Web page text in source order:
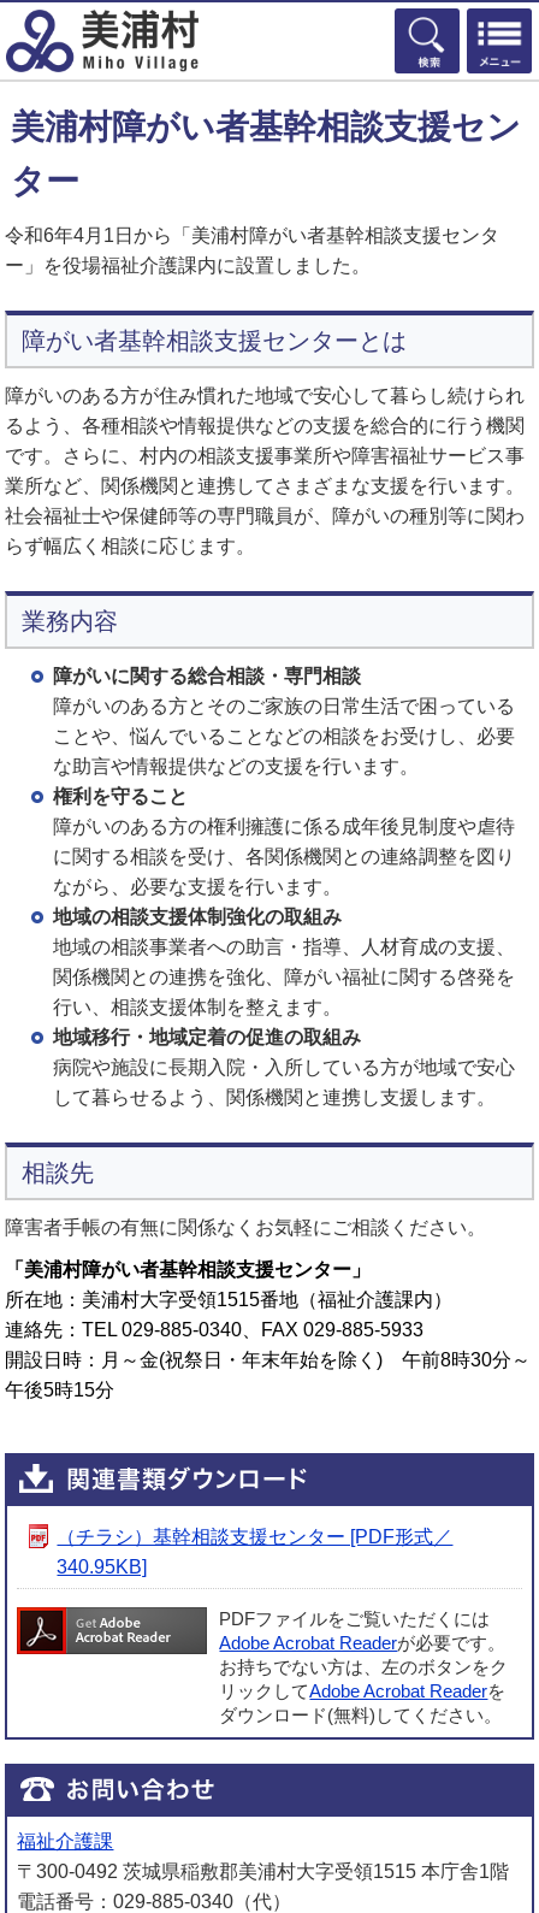
検索
美浦村障がい者基幹相談支援セン
ター
令和6年4月1日から「美浦村障がい者基幹相談支援センタ
ー」を役場福祉介護課内に設置しました。
障がい者基幹相談支援センターとは
障がいのある方が住み慣れた地域で安心して暮らし続けられ
るよう、各種相談や情報提供などの支援を総合的に行う機関
です。さらに、村内の相談支援事業所や障害福祉サービス事
業所など、関係機関と連携してさまざまな支援を行います。
社会福祉士や保健師等の専門職員が、障がいの種別等に関わ
らず幅広く相談に応じます。
業務内容
障がいに関する総合相談・専門相談
障がいのある方とそのご家族の日常生活で困っている
ことや、悩んでいることなどの相談をお受けし、必要
な助言や情報提供などの支援を行います。
権利を守ること
障がいのある方の権利擁護に係る成年後見制度や虐待
に関する相談を受け、各関係機関との連絡調整を図り
ながら、必要な支援を行います。
地域の相談支援体制強化の取組み
地域の相談事業者への助言・指導、人材育成の支援、
関係機関との連携を強化、障がい福祉に関する啓発を
行い、相談支援体制を整えます。
地域移行・地域定着の促進の取組み
病院や施設に長期入院・入所している方が地域で安心
して暮らせるよう、関係機関と連携し支援します。
相談先
障害者手帳の有無に関係なくお気軽にご相談ください。
「美浦村障がい者基幹相談支援センター」
所在地： 美浦村大字受領1515番地（福祉介護課内）
連絡先：TEL 029-885-0340、FAX 029-885-5933
開設日時： 月～金(祝祭日・年末年始を除く) 午前8時30分～
午後5時15分
（チラシ）基幹相談支援センター [PDF形式／
340.95KB]
PDFファイルをご覧いただくには
Adobe Acrobat Readerが必要です。
お持ちでない方は、左のボタンをク
リックしてAdobe Acrobat Readerを
ダウンロード(無料)してください。
福祉介護課
〒300-0492 茨城県稲敷郡美浦村大字受領1515 本庁舎1階
電話番号：029-885-0340（代）